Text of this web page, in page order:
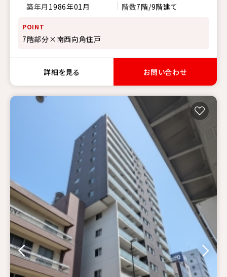
築年月 1986年01月 階数7階/9階建て
POINT
7階部分×南西向角住戸
詳細を見る お問い合わせ